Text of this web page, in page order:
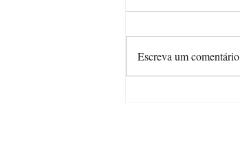
Escreva um comentário